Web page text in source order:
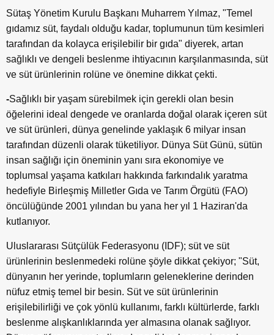
Sütaş Yönetim Kurulu Başkanı Muharrem Yılmaz, "Temel
gıdamız süt, faydalı olduğu kadar, toplumunun tüm kesimleri
tarafından da kolayca erişilebilir bir gıda" diyerek, artan
sağlıklı ve dengeli beslenme ihtiyacının karşılanmasında, süt
ve süt ürünlerinin rolüne ve önemine dikkat çekti.
-Sağlıklı bir yaşam sürebilmek için gerekli olan besin
öğelerini ideal dengede ve oranlarda doğal olarak içeren süt
ve süt ürünleri, dünya genelinde yaklaşık 6 milyar insan
tarafından düzenli olarak tüketiliyor. Dünya Süt Günü, sütün
insan sağlığı için öneminin yanı sıra ekonomiye ve
toplumsal yaşama katkıları hakkında farkındalık yaratma
hedefiyle Birleşmiş Milletler Gıda ve Tarım Örgütü (FAO)
öncülüğünde 2001 yılından bu yana her yıl 1 Haziran'da
kutlanıyor.
Uluslararası Sütçülük Federasyonu (IDF); süt ve süt
ürünlerinin beslenmedeki rolüne şöyle dikkat çekiyor; "Süt,
dünyanın her yerinde, toplumların geleneklerine derinden
nüfuz etmiş temel bir besin. Süt ve süt ürünlerinin
erişilebilirliği ve çok yönlü kullanımı, farklı kültürlerde, farklı
beslenme alışkanlıklarında yer almasına olanak sağlıyor.